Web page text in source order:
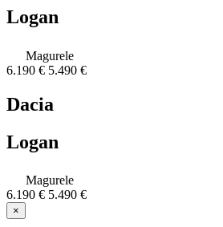
Logan
Magurele
6.190 € 5.490 €
Dacia
Logan
Magurele
6.190 € 5.490 €
×